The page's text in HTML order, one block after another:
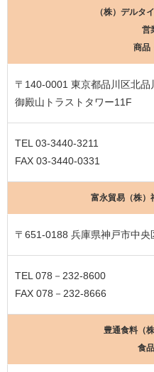
（株）デルタ
営
商品
〒140-0001 東京都品川区北品
御殿山トラストタワー11F
TEL 03-3440-3211
FAX 03-3440-0331
富永貿易（株
〒651-0188 兵庫県神戸市中央
TEL 078－232-8600
FAX 078－232-8666
豊通食料（
食